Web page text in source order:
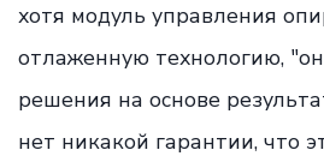
хотя модуль управления
отлаженную технологию,
решения на основе
нет никакой гарантии, что